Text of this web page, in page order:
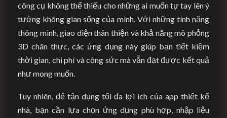
công cụ không thể thiếu cho những ai muốn tự tay lên ý
tưởng không gian sống của mình. Với những tính năng
thông minh, giao diện thân thiện và khả năng mô phỏng
3D chân thực, các ứng dụng này giúp bạn tiết kiệm
thời gian, chi phí và công sức mà vẫn đạt được kết quả
như mong muốn.
Tuy nhiên, để tận dụng tối đa lợi ích của app thiết kế
nhà, bạn cần lựa chọn ứng dụng phù hợp, nhập liệu